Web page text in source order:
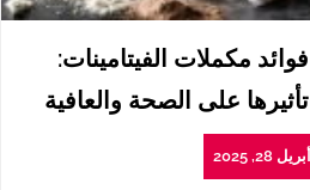
فوائد مكملات الفيتامينات:
تأثيرها على الصحة والعافية
أبريل 28, 2025